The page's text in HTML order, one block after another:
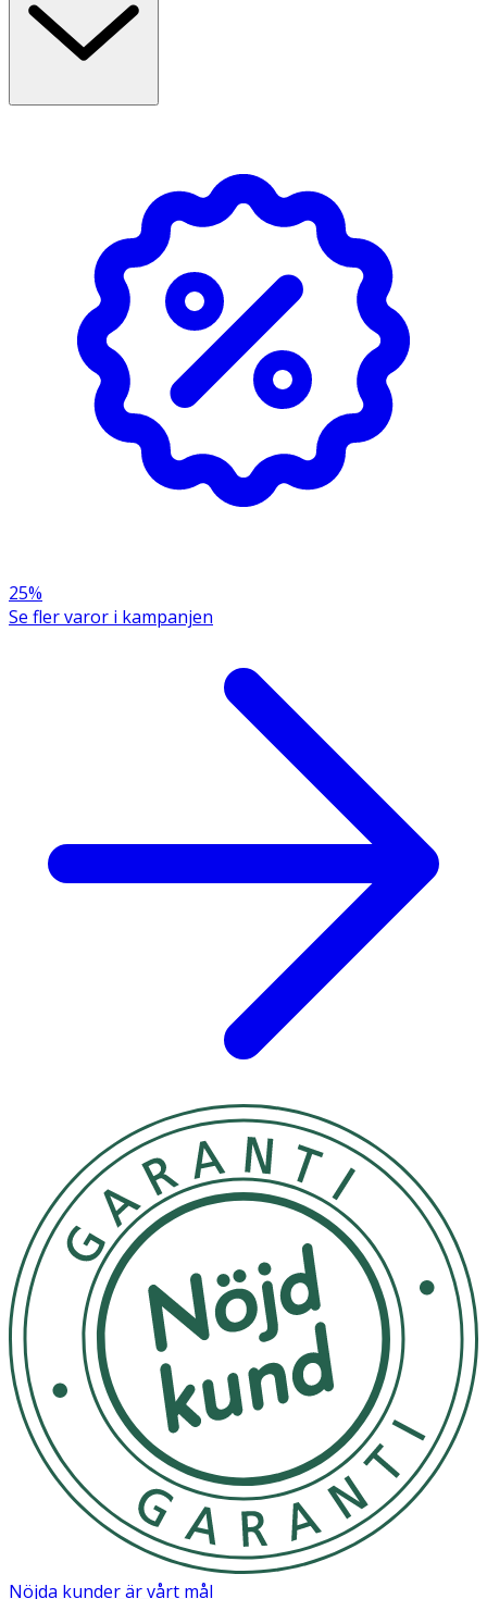
- Håll burken cirka 20 cm från håret när du sprayar.
Undvik att andas in spray.
- För ett fastare och mer hållbart resultat spraya lite i
Dimethyl Ether, Alcohol Denat.,
Octylacrylamide/Acrylates/Butylaminoethyl Methacrylate
Copolymer, Aqua, Aminomethyl Propanol, VP/VA
Copolymer, Trimethylsiloxyphenyl Dimethicone,
Panthenol, Citric Acid, Parfum,
Trimethylbenzenepropanol, Linalyl Acetate, Dimethyl
Phenethyl Acetate.
Brandfarligt
Fara extremt brandfarlig aerosol. Tryckbehållare: Kan
sprängas vid uppvärmning. Får inte utsättas för värme,
heta ytor, gnistor, öppen låga eller andra
antändningskällor. Rökning förbjuden. Spreja inte över
över 50° C/122 °F. Förvaras oåtkomligt för barn.
25%
Se fler varor i kampanjen
Nöjda kunder är vårt mål